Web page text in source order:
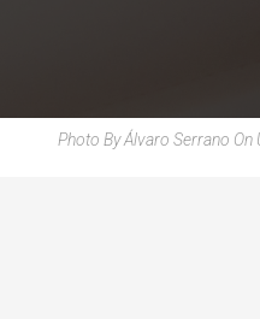
Photo By Álvaro Serrano On